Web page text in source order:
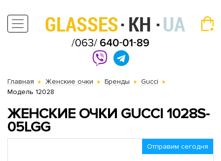
Главная Женские очки Бренды
Gucci
Модель 12028
ЖЕНСКИЕ ОЧКИ GUCCI 1028S-
05LGG
Отправим сегодня